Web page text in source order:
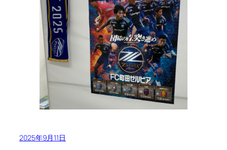
2025年9月11日